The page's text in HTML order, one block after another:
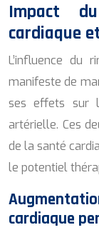
Impact
cardiaque
L’influence du
manifeste de
ses effets sur
artérielle. Ces
de la santé
le potentiel
cardiaque